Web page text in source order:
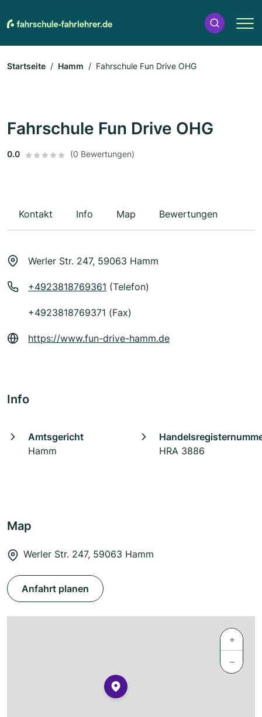
Startseite Hamm Fahrschule Fun Drive OHG
Fahrschule Fun Drive OHG
0.0 (0 Bewertungen)
Kontakt Info Map Bewertungen
Werler Str. 247, 59063 Hamm
+4923818769361 (Telefon)
+4923818769371 (Fax)
https://www.fun-drive-hamm.de
Info
Amtsgericht
Hamm
HRA 3886
Map
Werler Str. 247, 59063 Hamm
Anfahrt planen
+
−